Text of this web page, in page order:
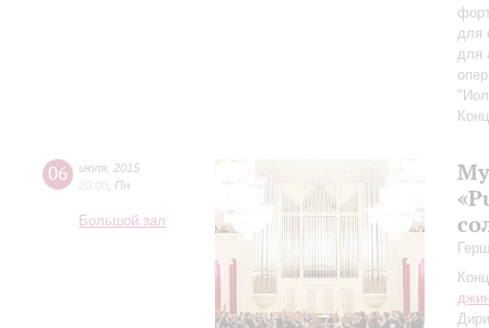
для
для
06 июля 2015
20:00 Пн
Большой зал